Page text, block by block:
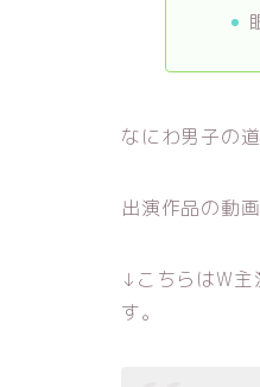
なにわ男子の
出演作品の動
↓こちらはW
す。